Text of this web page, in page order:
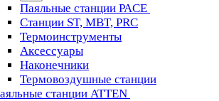
Паяльные станции PACE
Станции ST, MBT, PRC
Термоинструменты
Аксессуары
Наконечники
Термовоздушные станции
станции ATTEN